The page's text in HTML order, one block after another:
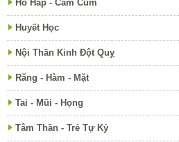
Hô Hấp - Cảm Cúm
Huyết Học
Nội Thần Kinh Đột Quỵ
Răng - Hàm - Mặt
Tai - Mũi - Họng
Tâm Thần - Trẻ Tự Kỷ